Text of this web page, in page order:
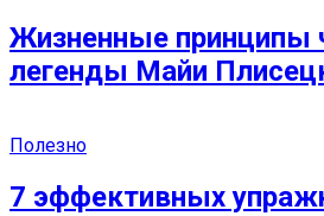
Жизненные принципы
легенды Майи
Полезно
7 эффективных